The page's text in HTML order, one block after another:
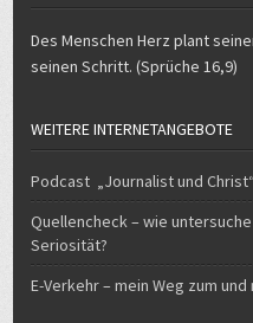
Des Menschen Herz plant
seinen Schritt. (Sprüche 16,9)
WEITERE INTERNETANGEBOTE
Podcast „Journalist und Christ“
Quellencheck – wie
Seriosität?
E-Verkehr – mein Weg zum